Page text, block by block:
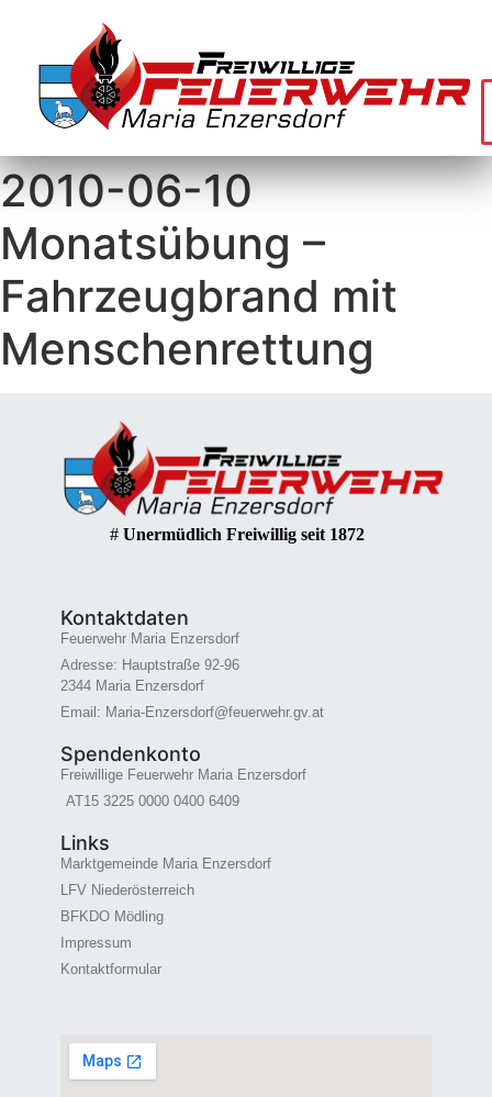
2010-06-10
Monatsübung –
Fahrzeugbrand mit
Menschenrettung
# Unermüdlich Freiwillig seit 1872
Kontaktdaten
Feuerwehr Maria Enzersdorf
Adresse: Hauptstraße 92-96
2344 Maria Enzersdorf
Email: Maria-Enzersdorf@feuerwehr.gv.at
Spendenkonto
Freiwillige Feuerwehr Maria Enzersdorf
AT15 3225 0000 0400 6409
Links
Marktgemeinde Maria Enzersdorf
LFV Niederösterreich
BFKDO Mödling
Impressum
Kontaktformular